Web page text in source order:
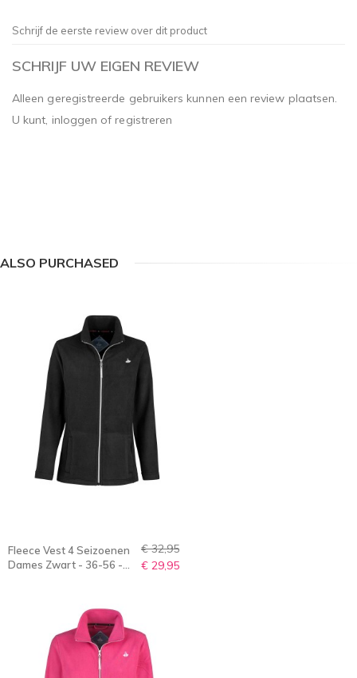
Schrijf de eerste review over dit product
SCHRIJF UW EIGEN REVIEW
Alleen geregistreerde gebruikers kunnen een review plaatsen.
U kunt, inloggen ofregistreren
ALSO PURCHASED
Fleece Vest 4 Seizoenen
Dames Zwart - 36-56 -
€ 32,95
€ 29,95